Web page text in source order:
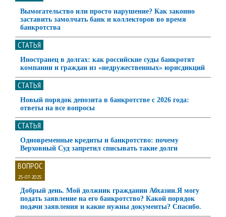
Вымогательство или просто нарушение? Как законно
заставить замолчать банк и коллекторов во время
банкротства
СТАТЬЯ
Иностранец в долгах: как российские суды банкротят
компании и граждан из «недружественных» юрисдикций
СТАТЬЯ
Новый порядок депозита в банкротстве с 2026 года:
ответы на все вопросы
СТАТЬЯ
Одновременные кредиты и банкротство: почему
Верховный Суд запретил списывать такие долги
ВОПРОС
25-07-2025
Добрый день. Мой должник гражданин Абхазии.Я могу
подать заявление на его банкротство? Какой порядок
подачи заявления и какие нужны документы? Спасибо.